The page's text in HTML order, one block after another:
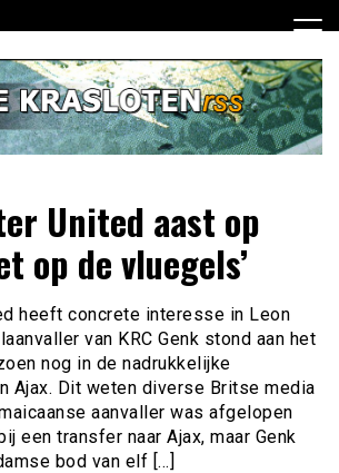
RSS
United aast op
op de vluegels’
heeft concrete interesse in Leon
van KRC Genk stond aan het
nog in de nadrukkelijke
Ajax. Dit weten diverse Britse media
aanvaller was afgelopen
een transfer naar Ajax, maar Genk
bod van elf […]